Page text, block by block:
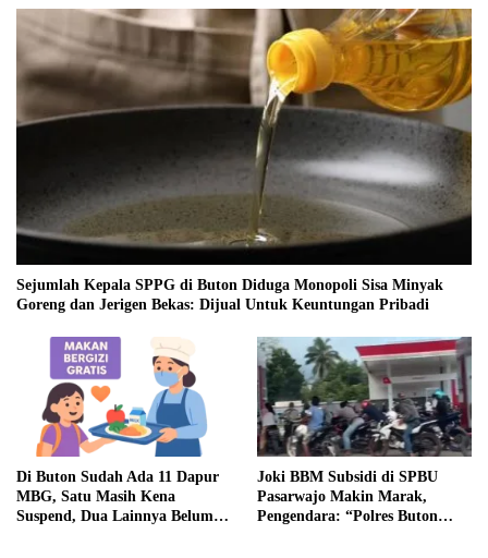
Sejumlah Kepala SPPG di Buton Diduga Monopoli Sisa Minyak
Goreng dan Jerigen Bekas: Dijual Untuk Keuntungan Pribadi
Di Buton Sudah Ada 11 Dapur
MBG, Satu Masih Kena
Suspend, Dua Lainnya Belum
Joki BBM Subsidi di SPBU
Pasarwajo Makin Marak,
Pengendara: “Polres Buton